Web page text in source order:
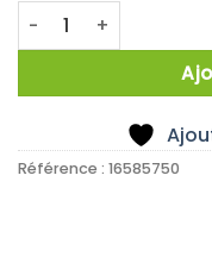
quantité de x425
Référence : 16585750